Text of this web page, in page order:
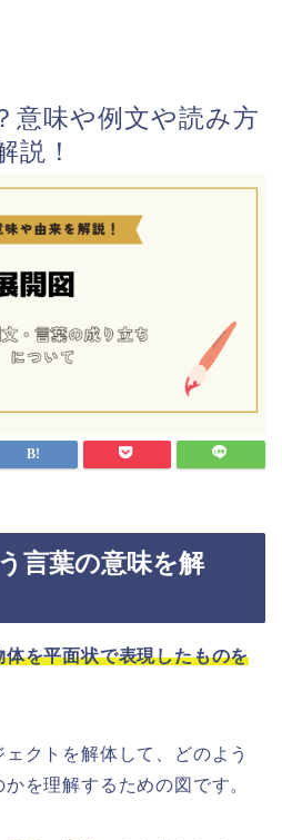
意味や例文や読み方
説！
言葉の意味を解
を平面状で表現したものを
クトを解体して、どのよう
を理解するための図です。